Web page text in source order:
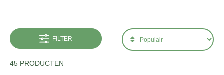
FILTER
45 PRODUCTEN